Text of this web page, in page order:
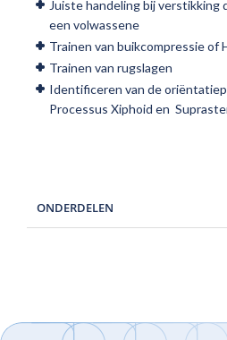
Juiste handeling bij verstikking
een volwassene
Trainen van buikcompressie of
Trainen van rugslagen
Identificeren van de
Processus Xiphoid en
ONDERDELEN